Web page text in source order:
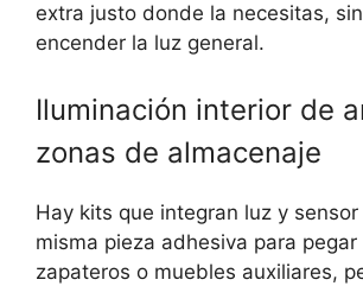
extra justo donde la necesitas,
encender la luz general.
Iluminación interior de
zonas de almacenaje
Hay kits que integran luz y sensor
misma pieza adhesiva para pegar
zapateros o muebles auxiliares,